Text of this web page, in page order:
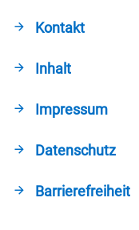
Kontakt
Inhalt
Impressum
Datenschutz
Barrierefreiheit